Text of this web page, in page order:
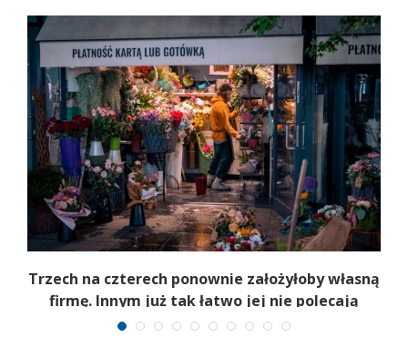
Trzech na czterech ponownie założyłoby własną
firmę. Innym już tak łatwo jej nie polecają